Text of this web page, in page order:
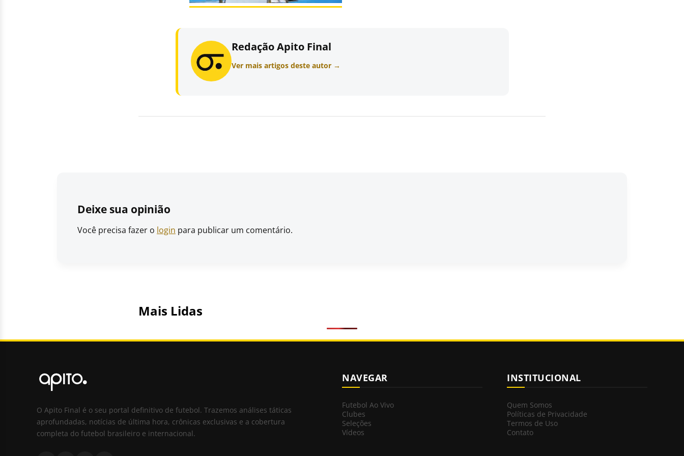
Redação Apito Final
Ver mais artigos deste autor →
Deixe sua opinião
Você precisa fazer o login para publicar um comentário.
Mais Lidas
O Apito Final é o seu portal definitivo de futebol. Trazemos análises táticas
aprofundadas, notícias de última hora, crônicas exclusivas e a cobertura
completa do futebol brasileiro e internacional.
NAVEGAR
Futebol Ao Vivo
Clubes
Seleções
Vídeos
INSTITUCIONAL
Quem Somos
Políticas de Privacidade
Termos de Uso
Contato